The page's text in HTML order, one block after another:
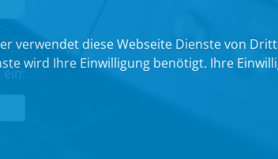
verwendet diese Webseite Dienste von
wird Ihre Einwilligung benötigt. Ihre